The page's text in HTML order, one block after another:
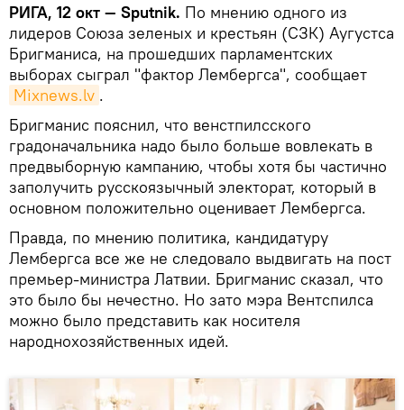
РИГА, 12 окт — Sputnik. По мнению одного из
лидеров Союза зеленых и крестьян (СЗК) Аугустса
Бригманиса, на прошедших парламентских
выборах сыграл "фактор Лембергса", сообщает
Mixnews.lv .
Бригманис пояснил, что венстпилсского
градоначальника надо было больше вовлекать в
предвыборную кампанию, чтобы хотя бы частично
заполучить русскоязычный электорат, который в
основном положительно оценивает Лембергса.
Правда, по мнению политика, кандидатуру
Лембергса все же не следовало выдвигать на пост
премьер-министра Латвии. Бригманис сказал, что
это было бы нечестно. Но зато мэра Вентспилса
можно было представить как носителя
народнохозяйственных идей.